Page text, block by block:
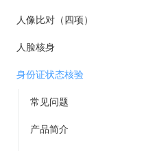
人像比对（四项）
人脸核身
身份证状态核验
常见问题
产品简介